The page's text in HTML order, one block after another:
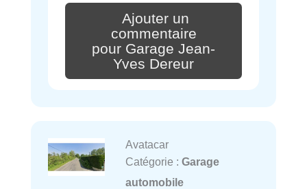
Ajouter un
commentaire
pour Garage Jean-
Yves Dereur
Avatacar
Catégorie : Garage
automobile